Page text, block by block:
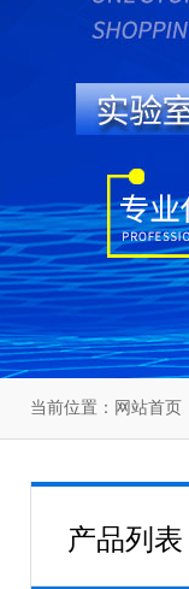
当前位置： 网站首页
产品列表